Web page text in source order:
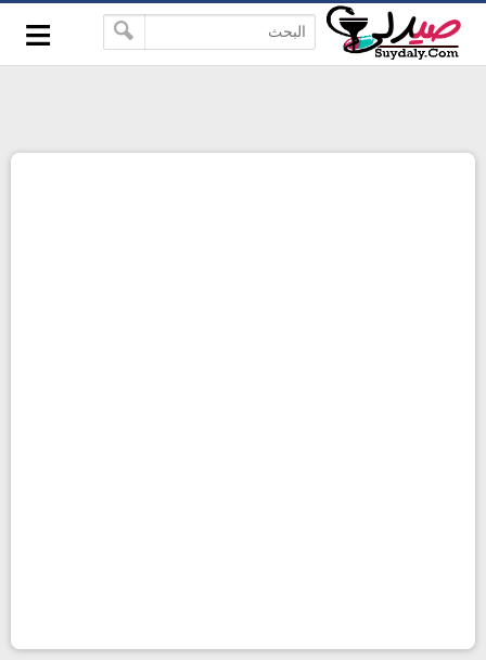
-->
google-site-verification=pbBDctPvwZJkSEHg2-
vmZ_yu86_9u3jQJgGN9H2FF9w
≡